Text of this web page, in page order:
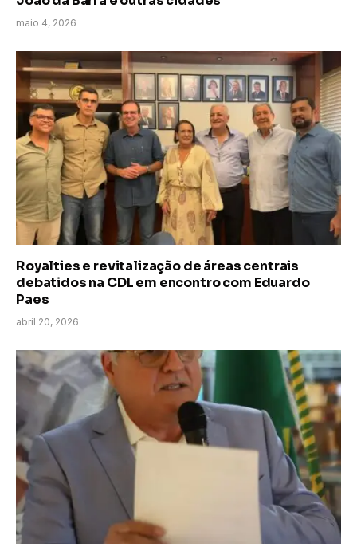
maio 4, 2026
Royalties e revitalização de áreas centrais
debatidos na CDL em encontro com Eduardo
Paes
abril 20, 2026